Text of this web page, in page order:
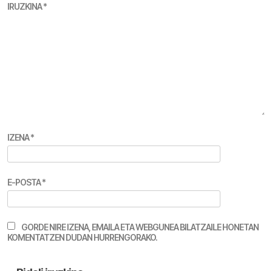
IRUZKINA*
IZENA*
E-POSTA*
GORDE NIRE IZENA, EMAILA ETA WEBGUNEA BILATZAILE HONETAN
KOMENTATZEN DUDAN HURRENGORAKO.